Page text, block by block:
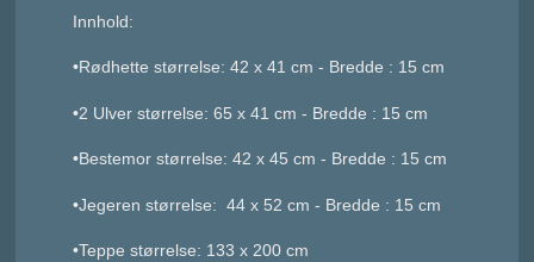
Innhold:
•Rødhette størrelse: 42 x 41 cm - Bredde : 15 cm
•2 Ulver størrelse: 65 x 41 cm - Bredde : 15 cm
•Bestemor størrelse: 42 x 45 cm - Bredde : 15 cm
•Jegeren størrelse: 44 x 52 cm - Bredde : 15 cm
•Teppe størrelse: 133 x 200 cm